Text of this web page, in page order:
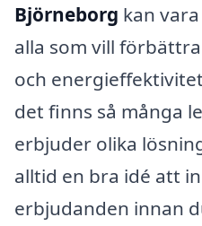
Björneborg kan
alla som vill
och
det finns så många
erbjuder olika
alltid en bra idé att
erbjudanden innan